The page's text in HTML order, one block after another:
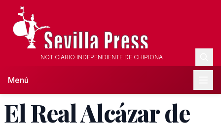
NOTICIARIO INDEPENDIENTE DE CHIPIONA
Menú
El Real Alcázar de